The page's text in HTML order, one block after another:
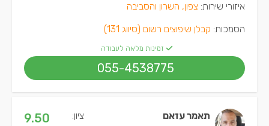
איזורי שירות: צפון, השרון והסביבה
הסמכות: קבלן שיפוצים רשום (סיווג 131)
זמינות מלאה לעבודה
055-4538775
תאמר עזאם ציון: 9.50